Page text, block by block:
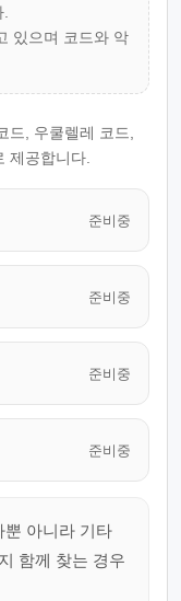
있으며 코드와 악
드, 우쿨렐레 코드,
제공합니다.
준비중
준비중
준비중
준비중
뿐 아니라 기타
함께 찾는 경우